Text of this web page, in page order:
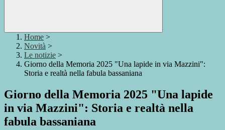
Home >
Novità >
Le notizie >
Giorno della Memoria 2025 "Una lapide in via Mazzini":
Storia e realtà nella fabula bassaniana
Giorno della Memoria 2025 "Una lapide
in via Mazzini": Storia e realtà nella
fabula bassaniana